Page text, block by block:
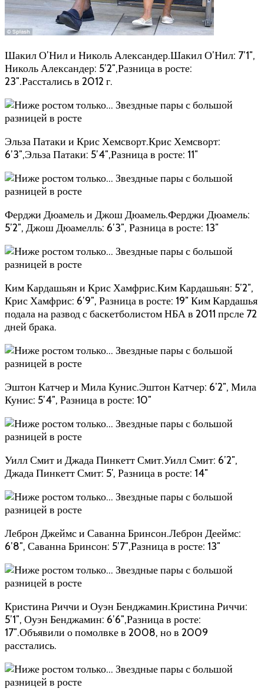
Шакил О’Нил и Николь Александер.Шакил О’Нил: 7’1″,
Николь Александер: 5’2″,Разница в росте:
23″.Расстались в 2012 г.
Эльза Патаки и Крис Хемсворт.Крис Хемсворт:
6’3″,Эльза Патаки: 5’4″,Разница в росте: 11″
Ферджи Дюамель и Джош Дюамель.Ферджи Дюамель:
5’2″, Джош Дюамелль: 6’3″, Разница в росте: 13″
Ким Кардашьян и Крис Хамфрис.Ким Кардашьян: 5’2″,
Крис Хамфрис: 6’9″, Разница в росте: 19″ Ким Кардашья
подала на развод с баскетболистом НБА в 2011 прсле 72
дней брака.
Эштон Катчер и Мила Кунис.Эштон Катчер: 6’2″, Мила
Кунис: 5’4″, Разница в росте: 10″
Уилл Смит и Джада Пинкетт Смит.Уилл Смит: 6’2″,
Джада Пинкетт Смит: 5′, Разница в росте: 14″
Леброн Джеймс и Саванна Бринсон.Леброн Дееймс:
6’8″, Саванна Бринсон: 5’7″,Разница в росте: 13″
Кристина Риччи и Оуэн Бенджамин.Кристина Риччи:
5’1″, Оуэн Бенджамин: 6’6″,Разница в росте:
17″.Объявили о помолвке в 2008, но в 2009
расстались.